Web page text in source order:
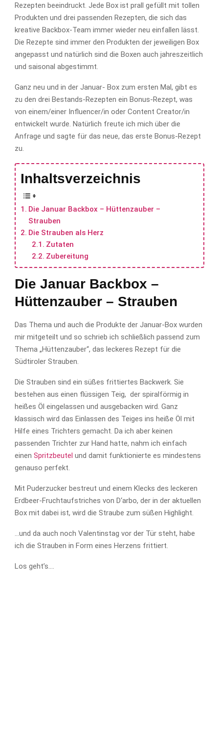
Rezepten beeindruckt. Jede Box ist prall gefüllt mit tollen
Produkten und drei passenden Rezepten, die sich das
kreative Backbox-Team immer wieder neu einfallen lässt.
Die Rezepte sind immer den Produkten der jeweiligen Box
angepasst und natürlich sind die Boxen auch jahreszeitlich
und saisonal abgestimmt.
Ganz neu und in der Januar- Box zum ersten Mal, gibt es
zu den drei Bestands-Rezepten ein Bonus-Rezept, was
von einem/einer Influencer/in oder Content Creator/in
entwickelt wurde. Natürlich freute ich mich über die
Anfrage und sagte für das neue, das erste Bonus-Rezept
zu.
Inhaltsverzeichnis
Die Januar Backbox – Hüttenzauber –
Strauben
Die Strauben als Herz
Zutaten
Zubereitung
Die Januar Backbox –
Hüttenzauber – Strauben
Das Thema und auch die Produkte der Januar-Box wurden
mir mitgeteilt und so schrieb ich schließlich passend zum
Thema „Hüttenzauber“, das leckeres Rezept für die
Südtiroler Strauben.
Die Strauben sind ein süßes frittiertes Backwerk. Sie
bestehen aus einen flüssigen Teig, der spiralförmig in
heißes Öl eingelassen und ausgebacken wird. Ganz
klassisch wird das Einlassen des Teiges ins heiße Öl mit
Hilfe eines Trichters gemacht. Da ich aber keinen
passenden Trichter zur Hand hatte, nahm ich einfach
einen Spritzbeutel und damit funktionierte es mindestens
genauso perfekt.
Mit Puderzucker bestreut und einem Klecks des leckeren
Erdbeer-Fruchtaufstriches von D‘arbo, der in der aktuellen
Box mit dabei ist, wird die Straube zum süßen Highlight.
…und da auch noch Valentinstag vor der Tür steht, habe
ich die Strauben in Form eines Herzens frittiert.
Los geht’s….